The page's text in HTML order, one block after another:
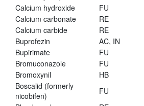
Calcium hydroxide
FU
Calcium carbonate
RE
Calcium carbide
RE
Buprofezin
AC, IN
Bupirimate
FU
Bromuconazole
FU
Bromoxynil
HB
Boscalid (formerly
nicobifen)
FU